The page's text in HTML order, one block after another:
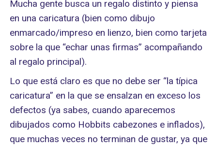
Mucha gente busca un regalo distinto y piensa
en una caricatura (bien como dibujo
enmarcado/impreso en lienzo, bien como tarjeta
sobre la que “echar unas firmas” acompañando
al regalo principal).
Lo que está claro es que no debe ser “la típica
caricatura” en la que se ensalzan en exceso los
defectos (ya sabes, cuando aparecemos
dibujados como Hobbits cabezones e inflados),
que muchas veces no terminan de gustar, ya que